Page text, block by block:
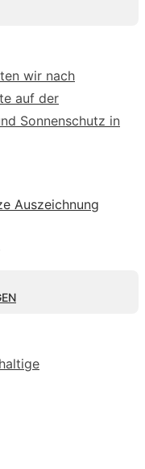
wir nach
auf der
Sonnenschutz in